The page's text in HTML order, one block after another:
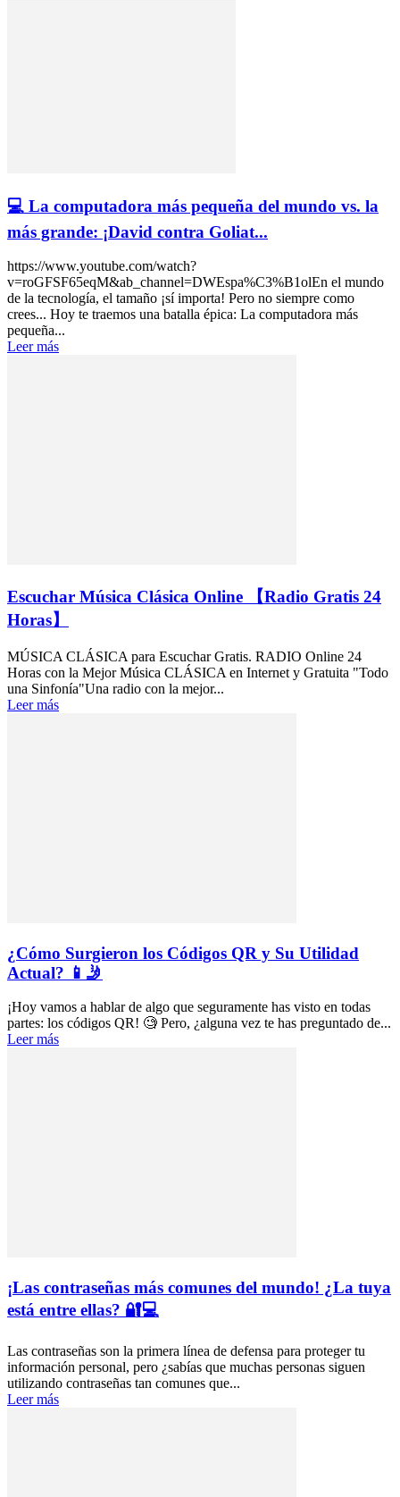
💻 La computadora más pequeña del mundo vs. la
más grande: ¡David contra Goliat...
https://www.youtube.com/watch?
v=roGFSF65eqM&ab_channel=DWEspa%C3%B1olEn el mundo
de la tecnología, el tamaño ¡sí importa! Pero no siempre como
crees... Hoy te traemos una batalla épica: La computadora más
pequeña...
Leer más
Escuchar Música Clásica Online 【Radio Gratis 24
Horas】
MÚSICA CLÁSICA para Escuchar Gratis. RADIO Online 24
Horas con la Mejor Música CLÁSICA en Internet y Gratuita "Todo
una Sinfonía"Una radio con la mejor...
Leer más
¿Cómo Surgieron los Códigos QR y Su Utilidad
Actual? 📱🤳
¡Hoy vamos a hablar de algo que seguramente has visto en todas
partes: los códigos QR! 🧐 Pero, ¿alguna vez te has preguntado de...
Leer más
¡Las contraseñas más comunes del mundo! ¿La tuya
está entre ellas? 🔐💻
Las contraseñas son la primera línea de defensa para proteger tu
información personal, pero ¿sabías que muchas personas siguen
utilizando contraseñas tan comunes que...
Leer más